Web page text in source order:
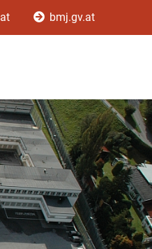
bmj.gv.at